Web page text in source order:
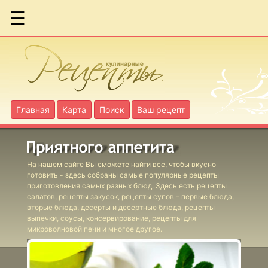
☰
Главная Карта Поиск Ваш рецепт
На нашем сайте Вы сможете найти все, чтобы вкусно
готовить - здесь собраны самые популярные рецепты
приготовления самых разных блюд. Здесь есть рецепты
салатов, рецепты закусок, рецепты супов – первые блюда,
вторые блюда, десерты и десертные блюда, рецепты
выпечки, соусы, консервирование, рецепты для
микроволновой печи и многое другое.
Абрикосы в
яблочном пюре
Абрикосы в
собственном соку
Баклажанная икра
Белые грибы
маринованные
Фаршированные
томаты